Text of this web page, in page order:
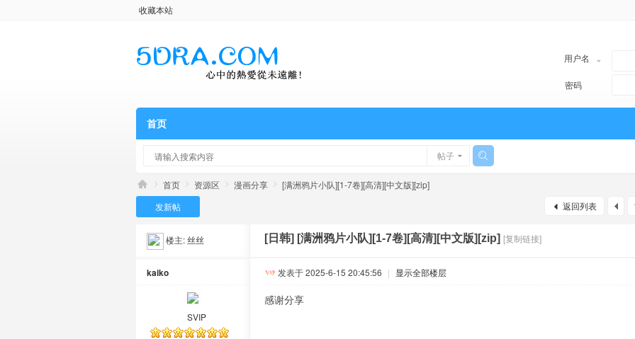
收藏本站
用户名
密码
首页
帖子
首页 资源区 漫画分享
[满洲鸦片小队][1-7卷][高清][中文版][zip]
返回列表
发新帖
楼主:丝丝 [日韩] [满洲鸦片小队][1-7卷][高清][中文版][zip] [复制链接]
kaiko
SVIP
发表于 2025-6-15 20:45:56 | 显示全部楼层
感谢分享